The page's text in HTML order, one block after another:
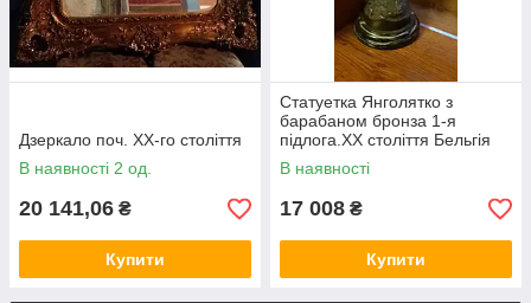
Дзеркало поч. ХХ-го століття
В наявності 2 од.
20 141,06 ₴
Купити
Статуетка Янголятко з
барабаном бронза 1-я
підлога.ХХ століття Бельгія
В наявності
17 008 ₴
Купити